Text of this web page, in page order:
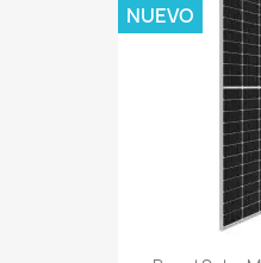
NUEVO